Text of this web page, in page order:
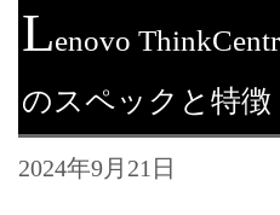
Lenovo
のスペックと特徴
2024年9月21日